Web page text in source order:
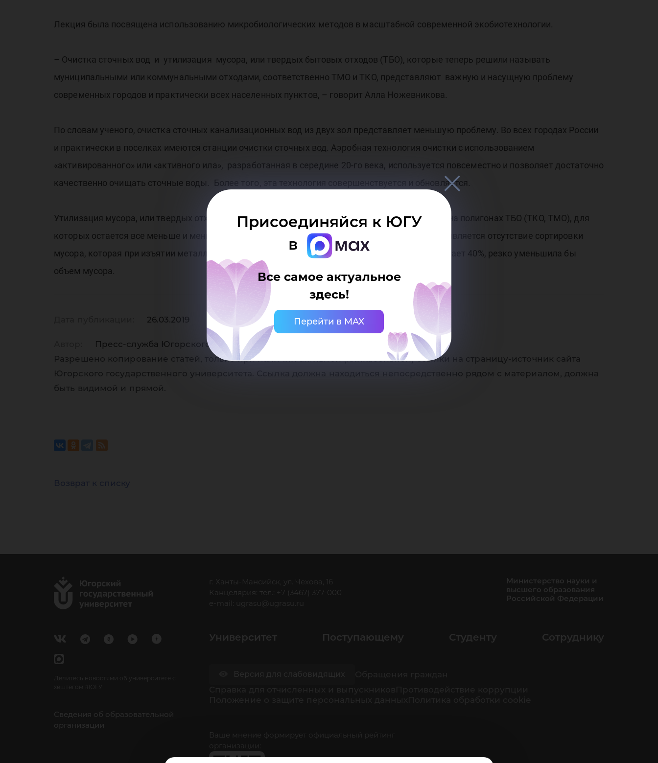
ФИЦ
РАН
ЮГУ
Присоединяйся к ЮГУ
в
Все самое актуальное
здесь!
Перейти в MAX
Лекция была посвящена использованию микробиологических методов в масштабной современной экобиотехнологии.
– Очистка сточных вод и утилизация мусора, или твердых бытовых отходов (ТБО), которые теперь решили называть
муниципальными или коммунальными отходами, соответственно ТМО и ТКО, представляют важную и насущную проблему
современных городов и практически всех населенных пунктов, – говорит Алла Ножевникова.
По словам ученого, очистка сточных канализационных вод из двух зол представляет меньшую проблему. Во всех городах России
и практически в поселках имеются станции очистки сточных вод. Аэробная технология очистки с использованием
«активированного» или «активного ила», разработанная в середине 20-го века, используется повсеместно и позволяет достаточно
качественно очищать сточные воды. Более того, эта технология совершенствуется и обновляется.
Утилизация мусора, или твердых отходов с высоким содержанием органики, осуществляется на полигонах ТБО (ТКО, ТМО), для
которых остается все меньше и меньше места вокруг городов, особенно крупных. Бедой РФ является отсутствие сортировки
мусора, которая при изъятии металла, стекла, пластмасс, бумаги, содержание которых достигает 40%, резко уменьшила бы
объем мусора.
26.03.2019
Пресс-служба Югорского государственного университета
Разрешено копирование статей, только при наличии активной (кликабельной) ссылки на страницу-источник сайта
Югорского государственного университета. Ссылка должна находиться непосредственно рядом с материалом, должна
быть видимой и прямой.
Возврат к списку
Делитесь новостями об университете с
хештегом #ЮГУ
Сведения об образовательной
организации
г. Ханты-Мансийск, ул. Чехова, 16
Канцелярия: тел.: +7 (3467) 377-000
e-mail:
ugrasu@ugrasu.ru
Министерство науки и
высшего образования
Российской Федерации
Университет Поступающему Студенту Сотруднику
Ваше мнение формирует официальный рейтинг
организации: